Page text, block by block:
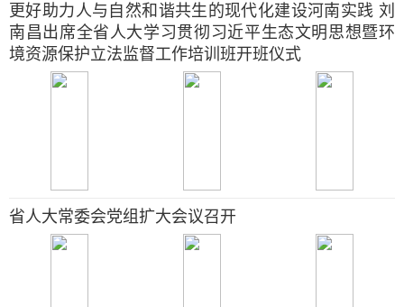
更好助力人与自然和谐共生的现代化建设河南实践 刘
南昌出席全省人大学习贯彻习近平生态文明思想暨环
境资源保护立法监督工作培训班开班仪式
省人大常委会党组扩大会议召开